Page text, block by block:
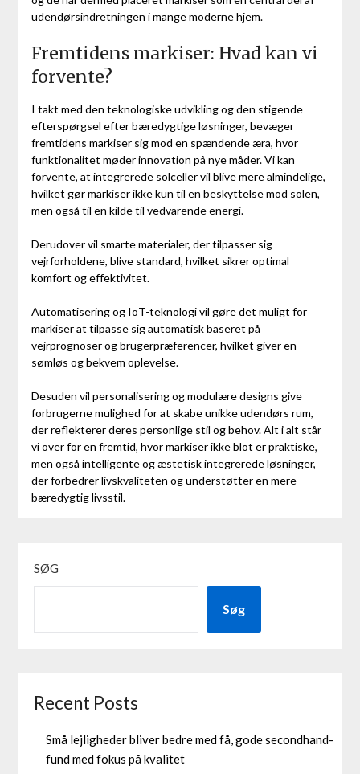
udendørsindretningen i mange moderne hjem.
Fremtidens markiser: Hvad kan vi
forvente?
I takt med den teknologiske udvikling og den stigende
efterspørgsel efter bæredygtige løsninger, bevæger
fremtidens markiser sig mod en spændende æra, hvor
funktionalitet møder innovation på nye måder. Vi kan
forvente, at integrerede solceller vil blive mere almindelige,
hvilket gør markiser ikke kun til en beskyttelse mod solen,
men også til en kilde til vedvarende energi.
Derudover vil smarte materialer, der tilpasser sig
vejrforholdene, blive standard, hvilket sikrer optimal
komfort og effektivitet.
Automatisering og IoT-teknologi vil gøre det muligt for
markiser at tilpasse sig automatisk baseret på
vejrprognoser og brugerpræferencer, hvilket giver en
sømløs og bekvem oplevelse.
Desuden vil personalisering og modulære designs give
forbrugerne mulighed for at skabe unikke udendørs rum,
der reflekterer deres personlige stil og behov. Alt i alt står
vi over for en fremtid, hvor markiser ikke blot er praktiske,
men også intelligente og æstetisk integrerede løsninger,
der forbedrer livskvaliteten og understøtter en mere
bæredygtig livsstil.
SØG
Søg
Recent Posts
Små lejligheder bliver bedre med få, gode secondhand-
fund med fokus på kvalitet